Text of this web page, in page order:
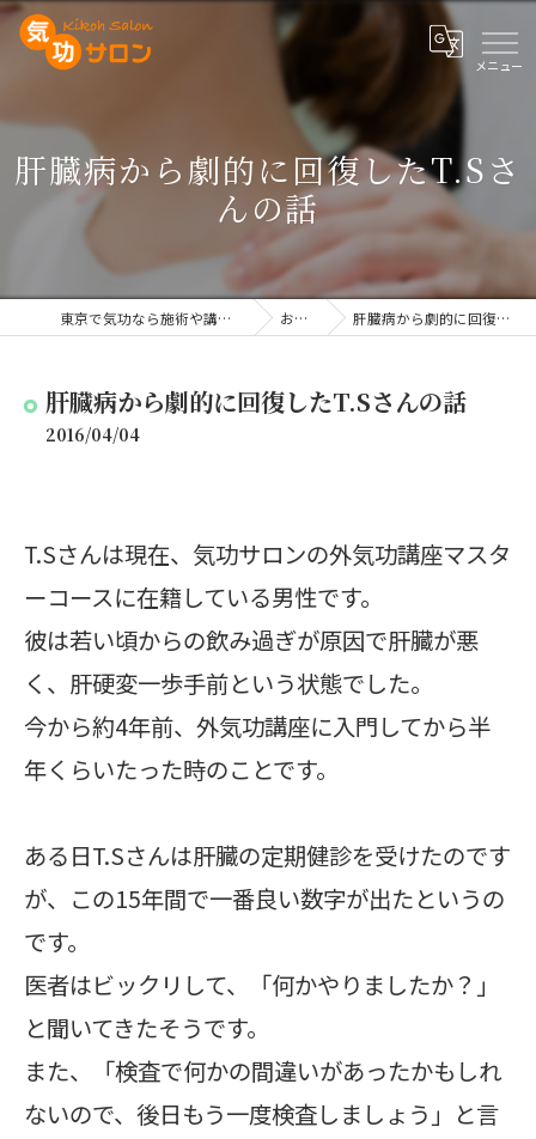
肝臓病から劇的に回復したT.Sさ
んの話
東京で気功なら施術や講座を行う気功サロン お知らせ 肝臓病から劇的に回復したT.Sさんの話
肝臓病から劇的に回復したT.Sさんの話
2016/04/04
T.Sさんは現在、気功サロンの外気功講座マスタ
ーコースに在籍している男性です。
彼は若い頃からの飲み過ぎが原因で肝臓が悪
く、肝硬変一歩手前という状態でした。
今から約4年前、外気功講座に入門してから半
年くらいたった時のことです。
ある日T.Sさんは肝臓の定期健診を受けたのです
が、この15年間で一番良い数字が出たというの
です。
医者はビックリして、「何かやりましたか？」
と聞いてきたそうです。
また、「検査で何かの間違いがあったかもしれ
ないので、後日もう一度検査しましょう」と言